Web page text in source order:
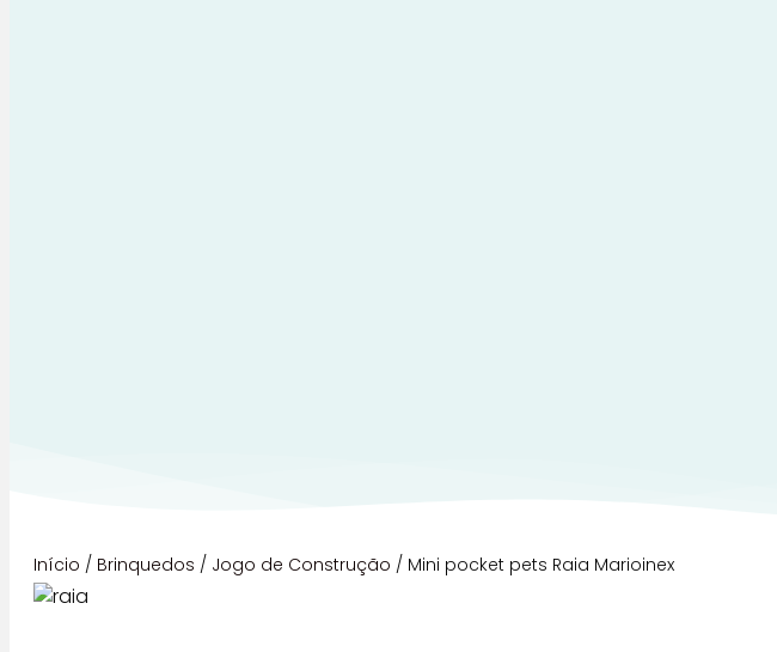
Início / Brinquedos / Jogo de Construção / Mini pocket pets Raia Marioinex